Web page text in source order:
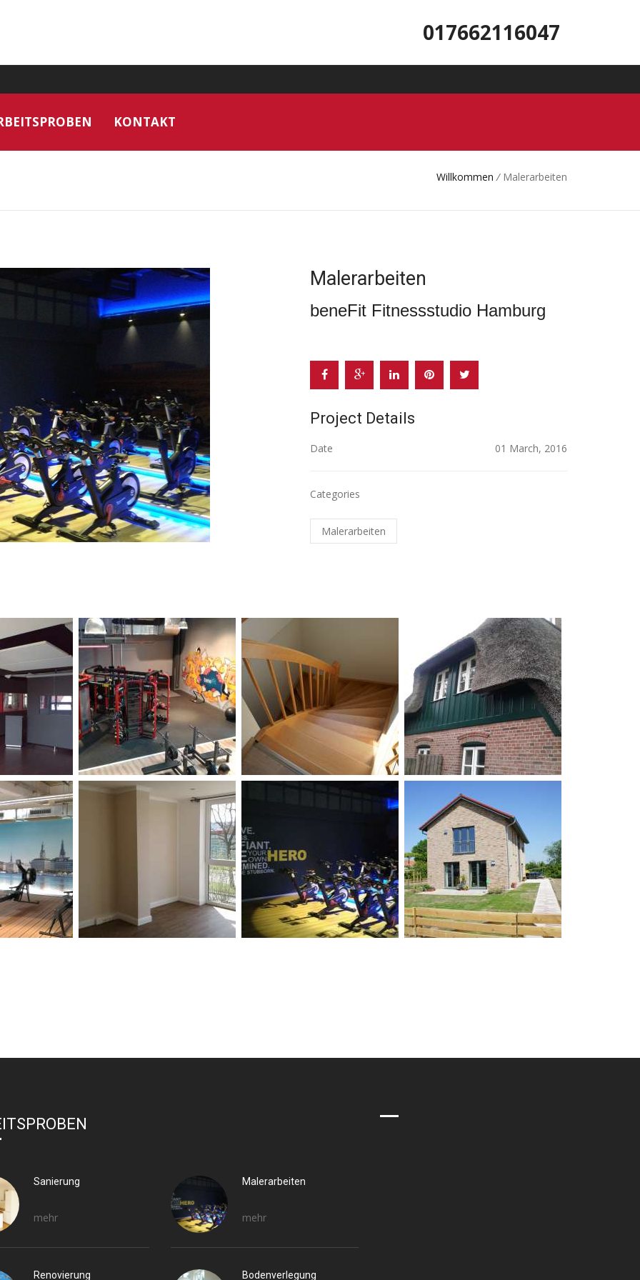
017662116047
KONTAKT
Willkommen / Malerarbeiten
Malerarbeiten
beneFit Fitnessstudio Hamburg
Project Details
Date 01 March, 2016
Categories
Malerarbeiten
Sanierung
mehr
Malerarbeiten
mehr
Renovierung Bodenverlegung